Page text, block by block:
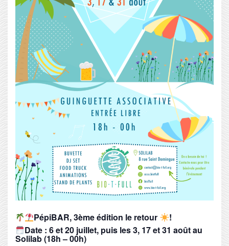
PépiBAR, 3ème édition le retour
!
Date : 6 et 20 juillet, puis les 3, 17 et 31 août au
Solilab (18h – 00h)